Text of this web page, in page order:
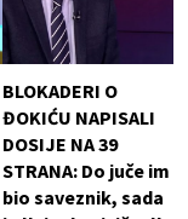
BLOKADERI O
ĐOKIĆU NAPISALI
DOSIJE NA 39
STRANA: Do juče im
bio saveznik, sada